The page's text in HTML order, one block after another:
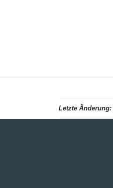
Letzte Änderung: